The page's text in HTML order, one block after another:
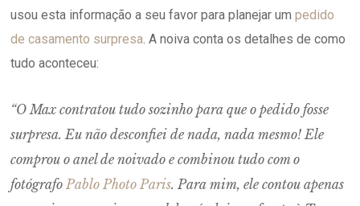
usou esta informação a seu favor para planejar umpedido
de casamento surpresa. A noiva conta os detalhes de como
tudo aconteceu:
“O Max contratou tudo sozinho para que o pedido fosse
surpresa. Eu não desconfiei de nada, nada mesmo! Ele
comprou o anel de noivado e combinou tudo com o
fotógrafoPablo Photo Paris. Para mim, ele contou apenas